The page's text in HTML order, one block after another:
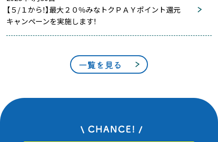
【５/１から！】最大２０％みなトクＰＡＹポイント還元
キャンペーンを実施します！
一覧を見る